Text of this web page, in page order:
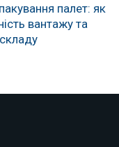
палет: як
вантажу та